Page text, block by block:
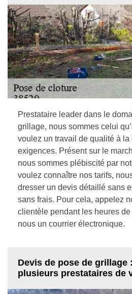
Prestataire leader dans le
grillage, nous sommes celui
voulez un travail de qualité à la
exigences. Présent sur le
nous sommes plébiscité par
voulez connaître nos tarifs,
dresser un devis détaillé sans
sans frais. Pour cela, appelez
clientèle pendant les heures
nous un courrier électronique.
Devis de pose de grillage
plusieurs prestataires de